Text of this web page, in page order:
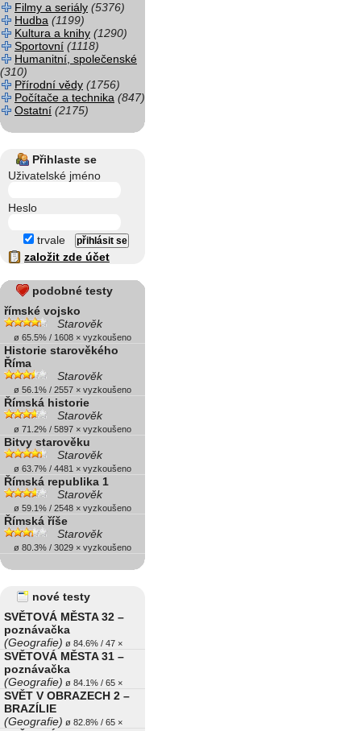
Filmy a seriály (5376)
Hudba (1199)
Kultura a knihy (1290)
Sportovní (1118)
Humanitní, společenské
(310)
Přírodní vědy (1756)
Počítače a technika (847)
Ostatní (2175)
Přihlaste se
Uživatelské jméno
Heslo
trvale
založit zde účet
podobné testy
římské vojsko
Starověk
ø 65.5% / 1608 × vyzkoušeno
Historie starověkého
Říma
Starověk
ø 56.1% / 2557 × vyzkoušeno
Římská historie
Starověk
ø 71.2% / 5897 × vyzkoušeno
Bitvy starověku
Starověk
ø 63.7% / 4481 × vyzkoušeno
Římská republika 1
Starověk
ø 59.1% / 2548 × vyzkoušeno
Římská říše
Starověk
ø 80.3% / 3029 × vyzkoušeno
nové testy
SVĚTOVÁ MĚSTA 32 –
poznávačka
(Geografie) ø 84.6% / 47 ×
SVĚTOVÁ MĚSTA 31 –
poznávačka
(Geografie) ø 84.1% / 65 ×
SVĚT V OBRAZECH 2 –
BRAZÍLIE
(Geografie) ø 82.8% / 65 ×